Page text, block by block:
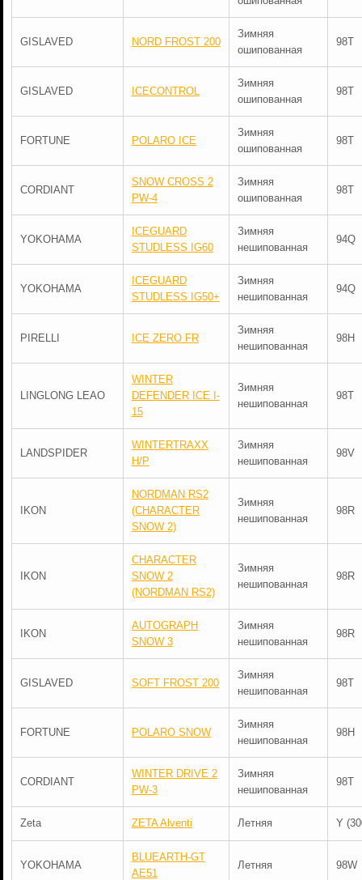
GISLAVED NORD FROST 200
Зимняя
ошипованная
98T
GISLAVED ICECONTROL
Зимняя
ошипованная
98T
FORTUNE POLARO ICE
Зимняя
ошипованная
98T
CORDIANT
SNOW CROSS 2
PW-4
Зимняя
ошипованная
98T
YOKOHAMA
ICEGUARD
STUDLESS IG60
Зимняя
нешипованная
94Q
YOKOHAMA
ICEGUARD
STUDLESS IG50+
Зимняя
нешипованная
94Q
PIRELLI ICE ZERO FR
Зимняя
нешипованная
98H
LINGLONG LEAO
WINTER
DEFENDER ICE I-
15
Зимняя
нешипованная
98T
LANDSPIDER
WINTERTRAXX
H/P
Зимняя
нешипованная
98V
IKON
NORDMAN RS2
(CHARACTER
SNOW 2)
Зимняя
нешипованная
98R
IKON
CHARACTER
SNOW 2
(NORDMAN RS2)
Зимняя
нешипованная
98R
IKON
AUTOGRAPH
SNOW 3
Зимняя
нешипованная
98R
GISLAVED SOFT FROST 200
Зимняя
нешипованная
98T
FORTUNE POLARO SNOW
Зимняя
нешипованная
98H
CORDIANT
WINTER DRIVE 2
PW-3
Зимняя
нешипованная
98T
Zeta ZETA Alventi Летняя Y
YOKOHAMA
BLUEARTH-GT
AE51
Летняя 98W